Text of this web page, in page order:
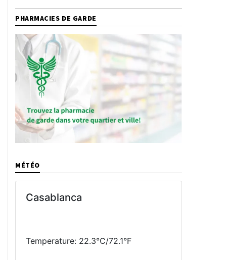
PHARMACIES DE GARDE
MÉTÉO
Casablanca
Temperature: 22.3°C/72.1°F